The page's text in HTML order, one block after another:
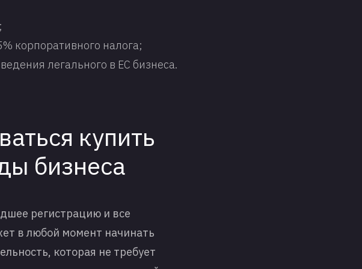
корпоративного налога;
легального в ЕС бизнеса.
купить
бизнеса
регистрацию и все
в любой момент начинать
которая не требует